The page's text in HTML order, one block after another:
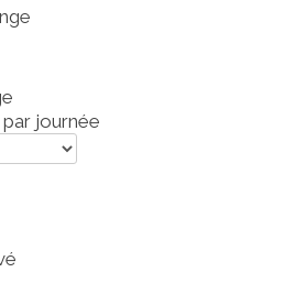
par journée